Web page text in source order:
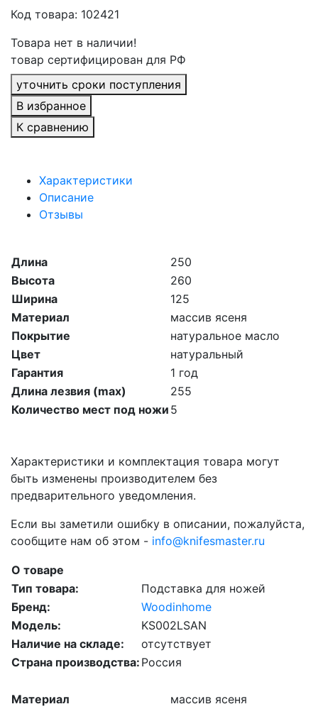
Код товара: 102421
Товара нет в наличии!
товар сертифицирован для РФ
уточнить сроки поступления
В избранное
К сравнению
Характеристики
Описание
Отзывы
Длина
250
Высота
260
Ширина
125
Материал
массив ясеня
Покрытие
натуральное масло
Цвет
натуральный
Гарантия
1 год
Длина лезвия (max)
255
Количество мест под ножи 5
Характеристики и комплектация товара могут
быть изменены производителем без
предварительного уведомления.
Если вы заметили ошибку в описании, пожалуйста,
сообщите нам об этом - info@knifesmaster.ru
О товаре
Тип товара:
Подставка для ножей
Бренд:
Woodinhome
Модель:
KS002LSAN
Наличие на складе:
отсутствует
Страна производства: Россия
Материал
массив ясеня